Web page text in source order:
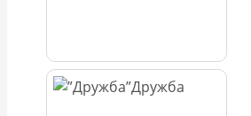
Дружба